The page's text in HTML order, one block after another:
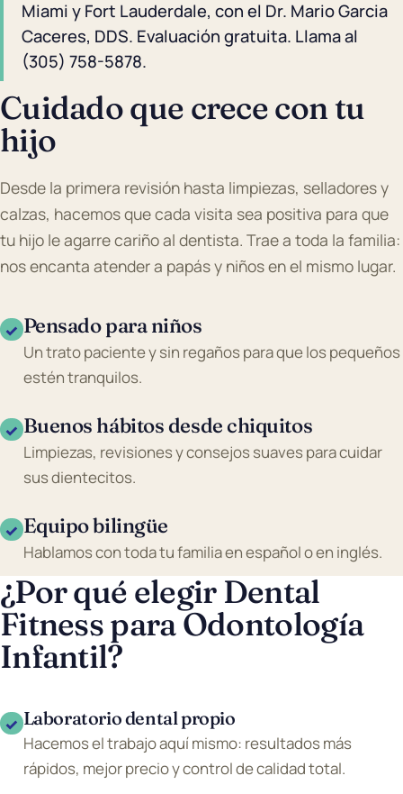
Miami y Fort Lauderdale, con el Dr. Mario Garcia
Caceres, DDS. Evaluación gratuita. Llama al
(305) 758-5878.
Cuidado que crece con tu
hijo
Desde la primera revisión hasta limpiezas, selladores y
calzas, hacemos que cada visita sea positiva para que
tu hijo le agarre cariño al dentista. Trae a toda la familia:
nos encanta atender a papás y niños en el mismo lugar.
✓ Pensado para niños
Un trato paciente y sin regaños para que los pequeños
estén tranquilos.
✓ Buenos hábitos desde chiquitos
Limpiezas, revisiones y consejos suaves para cuidar
sus dientecitos.
✓ Equipo bilingüe
Hablamos con toda tu familia en español o en inglés.
¿Por qué elegir Dental
Fitness para Odontología
Infantil?
✓ Laboratorio dental propio
Hacemos el trabajo aquí mismo: resultados más
rápidos, mejor precio y control de calidad total.